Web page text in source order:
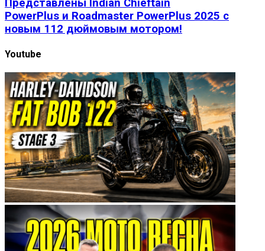
Представлены Indian Chieftain
PowerPlus и Roadmaster PowerPlus 2025 c
новым 112 дюймовым мотором!
Youtube